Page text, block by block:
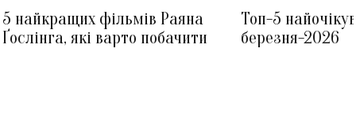
5 найкращих фільмів Раяна
Ґослінга, які варто побачити
Топ-5
березня-2026